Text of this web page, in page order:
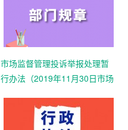
市场监督管理投诉举报处理暂
行办法（2019年11月30日市场
55号令、61号令修正）